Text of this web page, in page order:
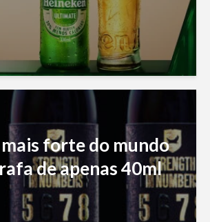
forte do mundo
de apenas 40ml